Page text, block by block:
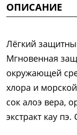
ОПИСАНИЕ
Лёгкий
Мгновенная
окружающей
хлора и
сок алоэ вера,
экстракт кау